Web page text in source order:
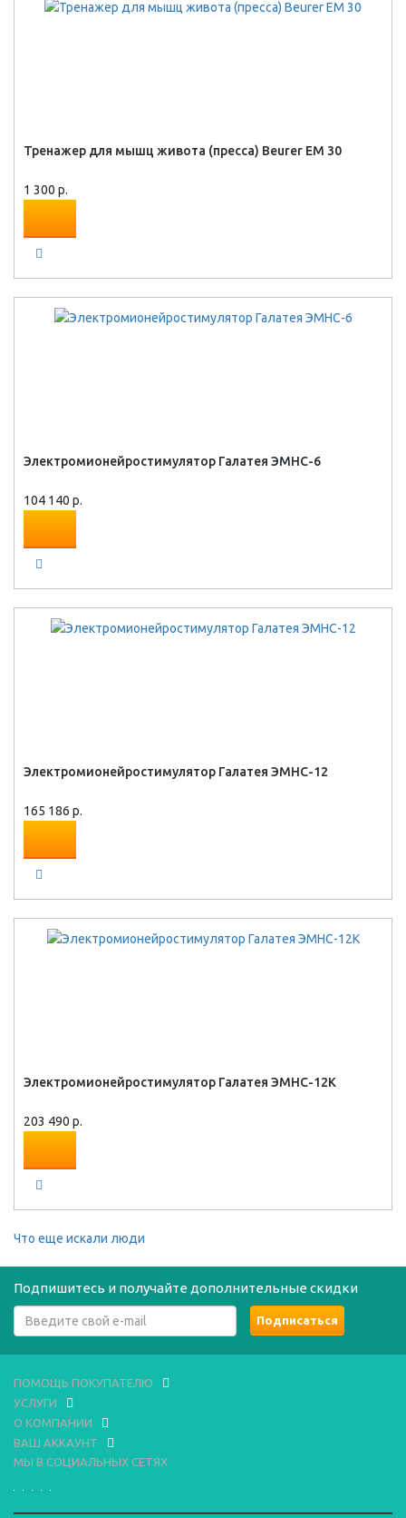
Тренажер для мышц живота (пресса) Beurer EM 30
1 300 р.
Электромионейростимулятор Галатея ЭМНС-6
104 140 р.
Электромионейростимулятор Галатея ЭМНС-12
165 186 р.
Электромионейростимулятор Галатея ЭМНС-12К
203 490 р.
Что еще искали люди
Подпишитесь и получайте дополнительные скидки
ПОМОЩЬ ПОКУПАТЕЛЮ
УСЛУГИ
О КОМПАНИИ
ВАШ АККАУНТ
МЫ В СОЦИАЛЬНЫХ СЕТЯХ